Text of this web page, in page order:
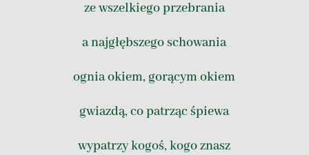
ze wszelkiego przebrania
a najgłębszego schowania
ognia okiem, gorącym okiem
gwiazdą, co patrząc śpiewa
wypatrzy kogoś, kogo znasz